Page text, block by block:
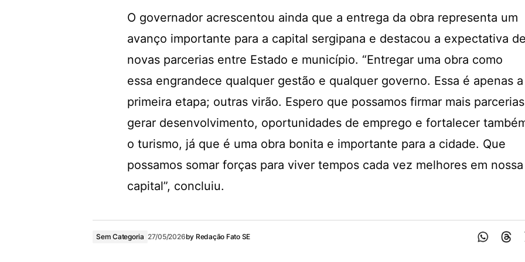
O governador acrescentou ainda que a entrega da obra representa um
avanço importante para a capital sergipana e destacou a expectativa de
novas parcerias entre Estado e município. “Entregar uma obra como
essa engrandece qualquer gestão e qualquer governo. Essa é apenas a
primeira etapa; outras virão. Espero que possamos firmar mais
gerar desenvolvimento, oportunidades de emprego e fortalecer
o turismo, já que é uma obra bonita e importante para a cidade. Que
possamos somar forças para viver tempos cada vez melhores em nossa
capital”, concluiu.
Sem Categoria 27/05/2026by Redação Fato SE